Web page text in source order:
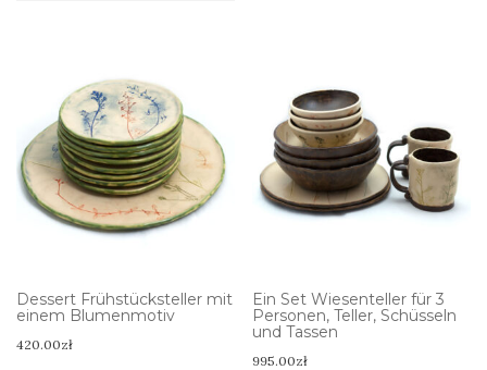
Dessert Frühstücksteller mit
einem Blumenmotiv
420.00zł
Ein Set Wiesenteller für 3
Personen, Teller, Schüsseln
und Tassen
995.00zł